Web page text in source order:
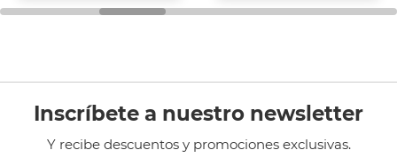
Inscríbete a nuestro newsletter
Y recibe descuentos y promociones exclusivas.